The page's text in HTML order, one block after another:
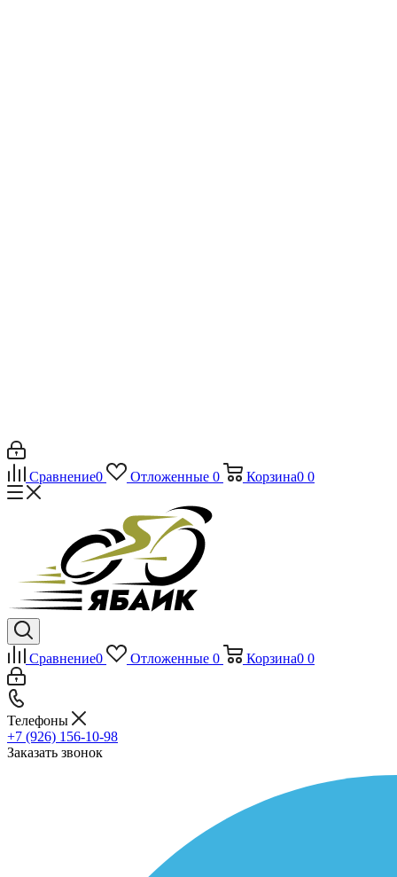
Сравнение0 Отложенные 0 Корзина0 0
Сравнение0 Отложенные 0 Корзина0 0
Телефоны
+7 (926) 156-10-98
Заказать звонок